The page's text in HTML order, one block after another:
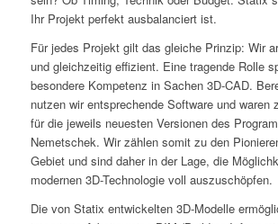
Ihr Projekt perfekt ausbalanciert ist.
Für jedes Projekt gilt das gleiche Prinzip: Wir
und gleichzeitig effizient. Eine tragende Rolle
besondere Kompetenz in Sachen 3D-CAD.
nutzen wir entsprechende Software und waren
für die jeweils neuesten Versionen des
Nemetschek. Wir zählen somit zu den
Gebiet und sind daher in der Lage, die
modernen 3D-Technologie voll auszuschöpfen.
Die von Statix entwickelten 3D-Modelle